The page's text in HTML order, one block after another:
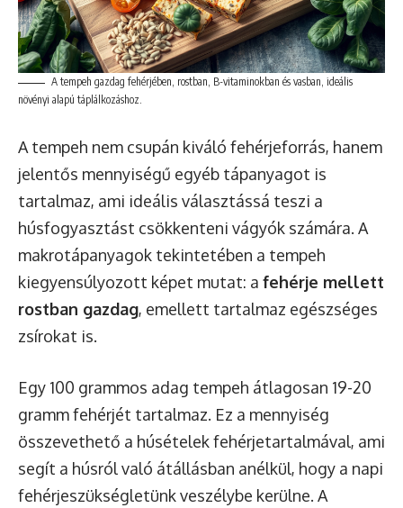
A tempeh gazdag fehérjében, rostban, B-vitaminokban és vasban, ideális
növényi alapú táplálkozáshoz.
A tempeh nem csupán kiváló fehérjeforrás, hanem
jelentős mennyiségű egyéb tápanyagot is
tartalmaz, ami ideális választássá teszi a
húsfogyasztást csökkenteni vágyók számára. A
makrotápanyagok tekintetében a tempeh
kiegyensúlyozott képet mutat: a fehérje mellett
rostban gazdag, emellett tartalmaz egészséges
zsírokat is.
Egy 100 grammos adag tempeh átlagosan 19-20
gramm fehérjét tartalmaz. Ez a mennyiség
összevethető a húsételek fehérjetartalmával, ami
segít a húsról való átállásban anélkül, hogy a napi
fehérjeszükségletünk veszélybe kerülne. A